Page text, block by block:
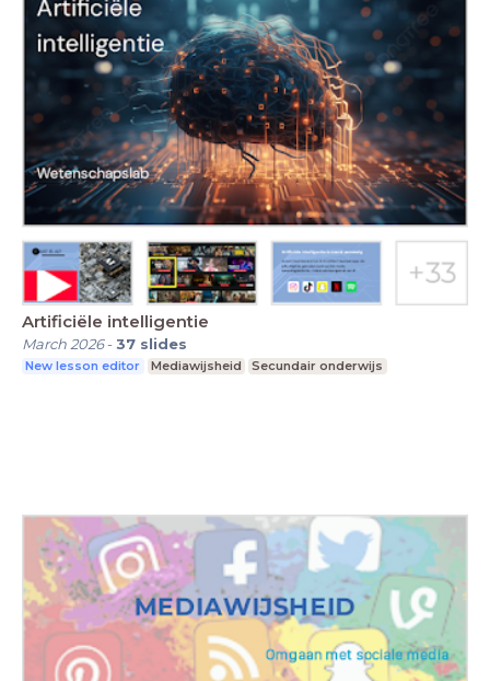
Artificiële intelligentie
March 2026-37 slides
New lesson editor Mediawijsheid Secundair onderwijs